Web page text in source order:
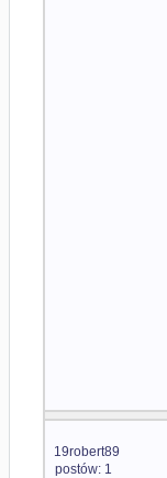
19robert89
postów: 1